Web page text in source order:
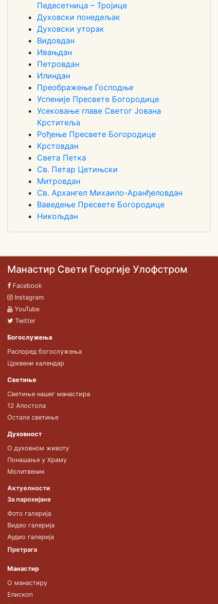
Педесетница – Тројице
Духовски понедељак
Духовски уторак
Видовдан
Ивањдан
Петровдан
Илиндан
Преображење Господње
Успеније Пресвете Богородице
Усековање главе Светог Јована
Крститеља
Рођење Пресвете Богородице
Крстовдан
Света Петка
Св. Петар Цетињски
Митровдан
Св. Архангел Михаило-Аранђеловдан
Ваведење Пресвете Богородице
Никољдан
Манастир Свети Георгије Улофстром
Facebook
Instagram
YouTube
Twitter
Богослужења
Распоред богослужења
Црквени календар
Светиње
Светиње нашег манастира
12 Апостола
Остале светиње
Духовност
О духовном животу
Понашање у Храму
Молитвеник
Актуелности
За парохијане
Фото галерија
Видео галерија
Аудио галерија
Претрага
Манастир
О манастиру
Епископ